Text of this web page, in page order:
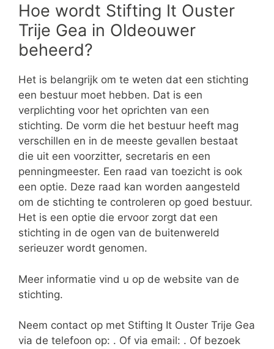
Hoe wordt Stifting It Ouster
Trije Gea in Oldeouwer
beheerd?
Het is belangrijk om te weten dat een stichting
een bestuur moet hebben. Dat is een
verplichting voor het oprichten van een
stichting. De vorm die het bestuur heeft mag
verschillen en in de meeste gevallen bestaat
die uit een voorzitter, secretaris en een
penningmeester. Een raad van toezicht is ook
een optie. Deze raad kan worden aangesteld
om de stichting te controleren op goed bestuur.
Het is een optie die ervoor zorgt dat een
stichting in de ogen van de buitenwereld
serieuzer wordt genomen.
Meer informatie vind u op de website van de
stichting.
Neem contact op met Stifting It Ouster Trije Gea
via de telefoon op: . Of via email: . Of bezoek